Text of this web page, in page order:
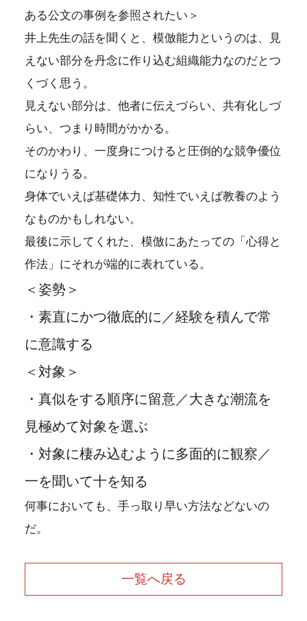
ある公文の事例を参照されたい＞
井上先生の話を聞くと、模倣能力というのは、見
えない部分を丹念に作り込む組織能力なのだとつ
くづく思う。
見えない部分は、他者に伝えづらい、共有化しづ
らい、つまり時間がかかる。
そのかわり、一度身につけると圧倒的な競争優位
になりうる。
身体でいえば基礎体力、知性でいえば教養のよう
なものかもしれない。
最後に示してくれた、模倣にあたっての「心得と
作法」にそれが端的に表れている。
＜姿勢＞
・素直にかつ徹底的に／経験を積んで常
に意識する
＜対象＞
・真似をする順序に留意／大きな潮流を
見極めて対象を選ぶ
・対象に棲み込むように多面的に観察／
一を聞いて十を知る
何事においても、手っ取り早い方法などないの
だ。
一覧へ戻る